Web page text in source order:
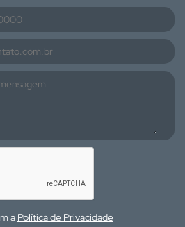
a Política de Privacidade